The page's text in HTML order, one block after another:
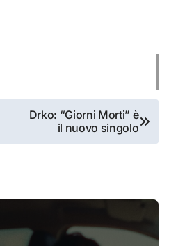
Drko: “Giorni Morti” è
il nuovo singolo